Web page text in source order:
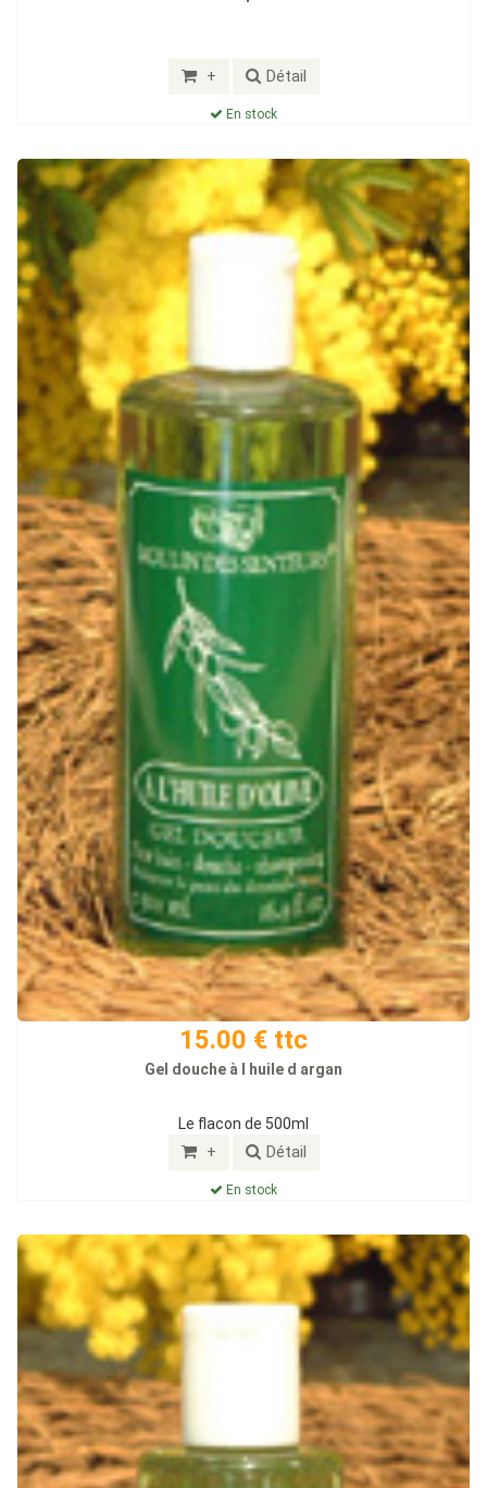
+ Détail
En stock
15.00 € ttc
Gel douche à l huile d argan
Le flacon de 500ml
+ Détail
En stock